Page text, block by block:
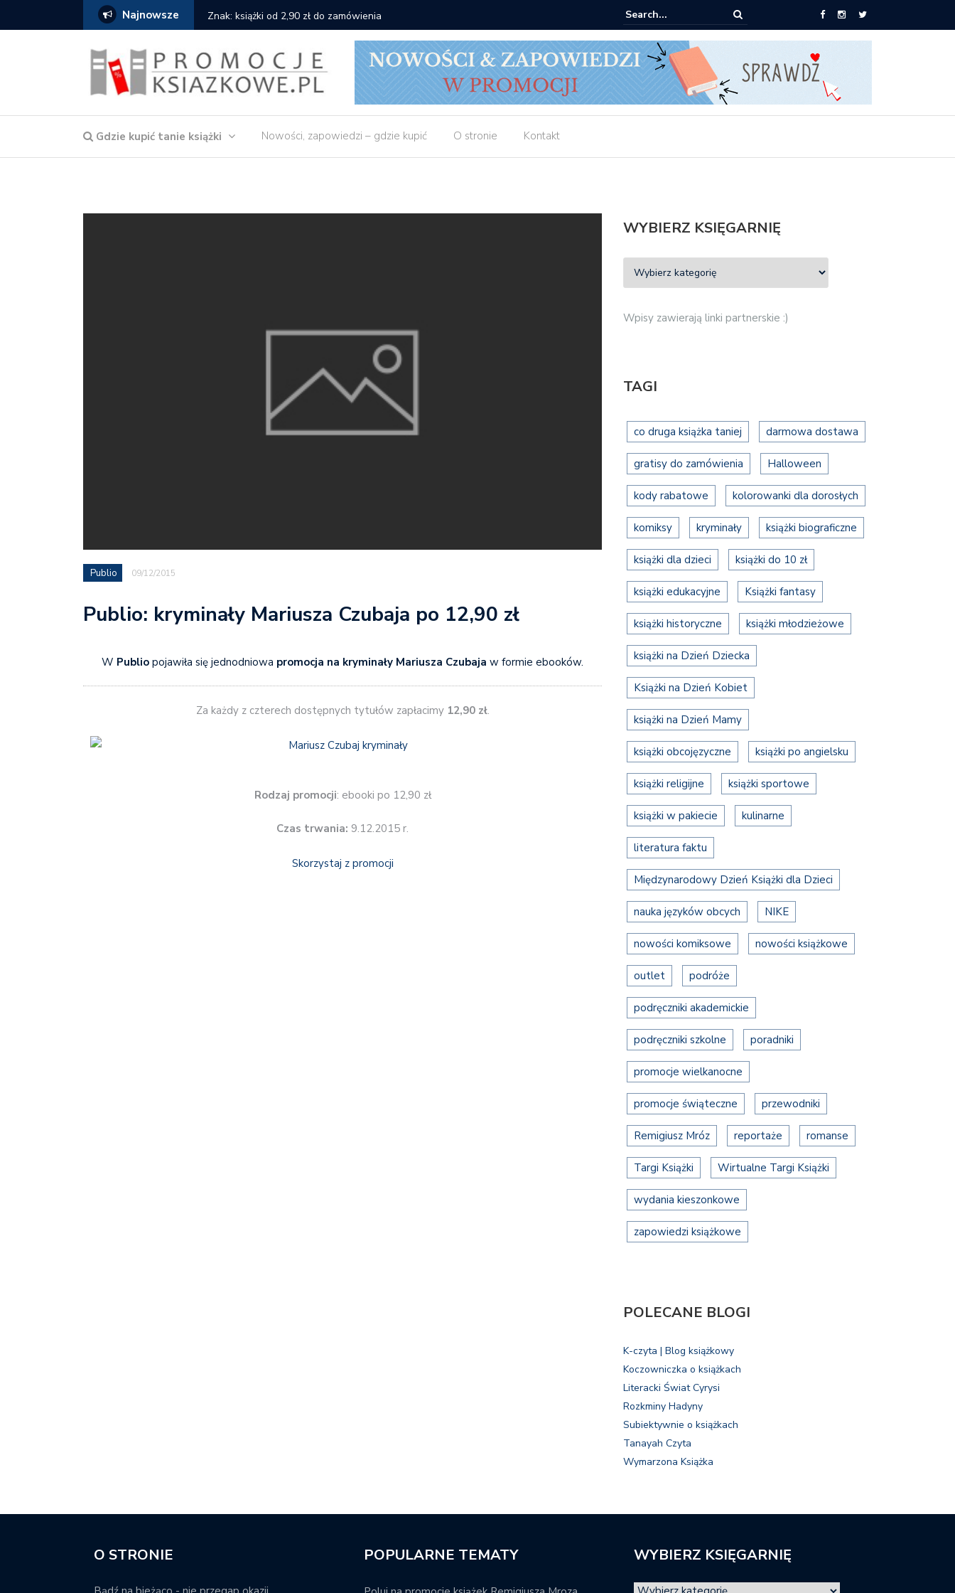
Najnowsze Znak: książki od 2,90 zł do zamówienia Matras: 10 książek za 69 zł
Gdzie kupić tanie książki Nowości, zapowiedzi – gdzie kupić O stronie Kontakt
Publio 09/12/2015
Publio: kryminały Mariusza Czubaja po 12,90 zł
W Publio pojawiła się jednodniowa promocja na kryminały Mariusza Czubaja w formie ebooków.
Za każdy z czterech dostępnych tytułów zapłacimy 12,90 zł.
Rodzaj promocji: ebooki po 12,90 zł
Czas trwania: 9.12.2015 r.
Skorzystaj z promocji
WYBIERZ KSIĘGARNIĘ
Wpisy zawierają linki partnerskie :)
TAGI
co druga książka taniej darmowa dostawa
gratisy do zamówienia Halloween
kody rabatowe kolorowanki dla dorosłych
komiksy kryminały książki biograficzne
książki dla dzieci książki do 10 zł
książki edukacyjne Książki fantasy
książki historyczne książki młodzieżowe
książki na Dzień Dziecka
Książki na Dzień Kobiet
książki na Dzień Mamy
książki obcojęzyczne książki po angielsku
książki religijne książki sportowe
książki w pakiecie kulinarne
literatura faktu
Międzynarodowy Dzień Książki dla Dzieci
nauka języków obcych NIKE
nowości komiksowe nowości książkowe
outlet podróże
podręczniki akademickie
podręczniki szkolne poradniki
promocje wielkanocne
promocje świąteczne przewodniki
Remigiusz Mróz reportaże romanse
Targi Książki Wirtualne Targi Książki
wydania kieszonkowe
zapowiedzi książkowe
POLECANE BLOGI
K-czyta | Blog książkowy
Koczowniczka o książkach
Literacki Świat Cyrysi
Rozkminy Hadyny
Subiektywnie o książkach
Tanayah Czyta
Wymarzona Książka
O STRONIE POPULARNE TEMATY WYBIERZ KSIĘGARNIĘ